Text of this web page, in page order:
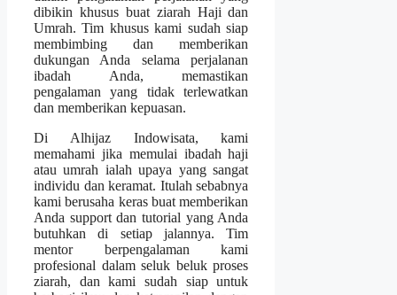
dibikin khusus buat ziarah Haji dan
Umrah. Tim khusus kami sudah siap
membimbing dan memberikan
dukungan Anda selama perjalanan
ibadah Anda, memastikan
pengalaman yang tidak terlewatkan
dan memberikan kepuasan.
Di Alhijaz Indowisata, kami
memahami jika memulai ibadah haji
atau umrah ialah upaya yang sangat
individu dan keramat. Itulah sebabnya
kami berusaha keras buat memberikan
Anda support dan tutorial yang Anda
butuhkan di setiap jalannya. Tim
mentor berpengalaman kami
profesional dalam seluk beluk proses
ziarah, dan kami sudah siap untuk